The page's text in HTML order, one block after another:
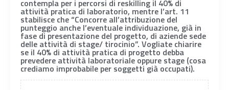
contempla per i percorsi di reskilling il 40% di
attività pratica di laboratorio, mentre l’art. 11
stabilisce che “Concorre all’attribuzione del
punteggio anche l’eventuale individuazione, già in
fase di presentazione del progetto, di aziende sede
delle attività di stage/ tirocinio”. Vogliate chiarire
se il 40% di attività pratica di progetto debba
prevedere attività laboratoriale oppure stage (cosa
crediamo improbabile per soggetti già occupati).